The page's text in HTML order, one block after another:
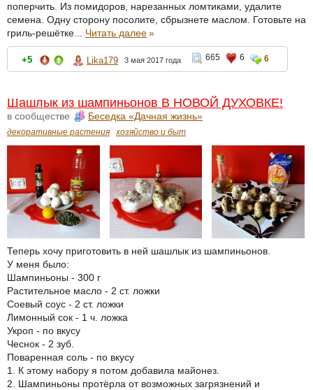
поперчить. Из помидоров, нарезанных ломтиками, удалите
семена. Одну сторону посолите, сбрызнете маслом. Готовьте на
гриль-решётке... Читать далее»
+5 Lika179 3 мая 2017 года 665 6 6
Шашлык из шампиньонов В НОВОЙ ДУХОВКЕ!
в сообществе Беседка «Дачная жизнь»
декоративные растения хозяйство и быт
Теперь хочу приготовить в ней шашлык из шампиньонов.
У меня было:
Шампиньоны - 300 г
Растительное масло - 2 ст. ложки
Соевый соус - 2 ст. ложки
Лимонный сок - 1 ч. ложка
Укроп - по вкусу
Чеснок - 2 зуб.
Поваренная соль - по вкусу
1. К этому набору я потом добавила майонез.
2. Шампиньоны протёрла от возможных загрязнений и